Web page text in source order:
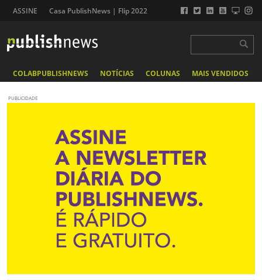
ASSINE Casa PublishNews | Flip 2022
COLABPUBLISHNEWS NOTÍCIAS COLUNAS MAIS VENDIDOS
PUBLICIDADE